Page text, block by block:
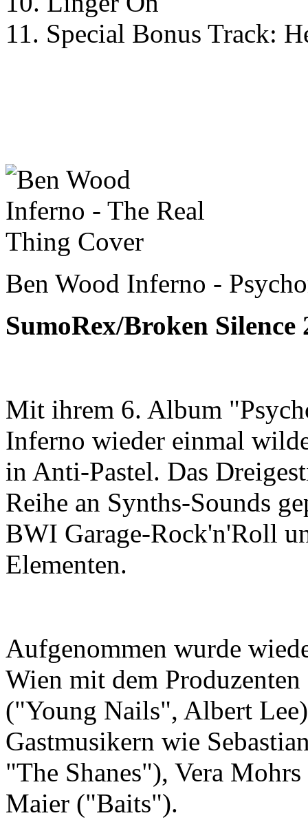
11. Special Bonus Track:
Ben Wood Inferno -
SumoRex/Broken Silence
Mit ihrem 6. Album
Inferno wieder einmal
in Anti-Pastel. Das
Reihe an Synths-Sounds
BWI Garage-Rock'n'Roll
Elementen.
Aufgenommen wurde
Wien mit dem
("Young Nails", Albert
Gastmusikern wie
"The Shanes"), Vera
Maier ("Baits").